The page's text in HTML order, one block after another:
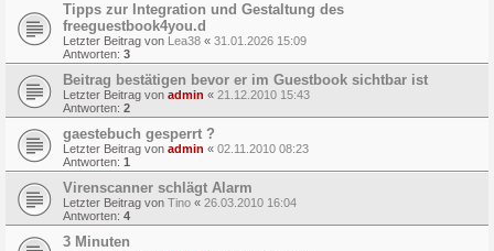
Tipps zur Integration und Gestaltung des
freeguestbook4you.d
Letzter Beitrag von Lea38 « 31.01.2026 15:09
Antworten: 3
Beitrag bestätigen bevor er im Guestbook sichtbar ist
Letzter Beitrag von admin « 21.12.2010 15:43
Antworten: 2
gaestebuch gesperrt ?
Letzter Beitrag von admin « 02.11.2010 08:23
Antworten: 1
Virenscanner schlägt Alarm
Letzter Beitrag von Tino « 26.03.2010 16:04
Antworten: 4
3 Minuten